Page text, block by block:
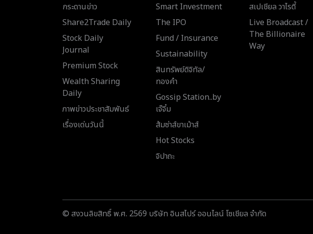
กระดานข่าว
Share2Trade Daily
Stock Daily
Journal
Premium Stock
Wealth Sharing
Daily
ภาพข่าวประชาสัมพันธ์
เรื่องเด่นวันนี้
Smart Investment
The IPO
Fund / Insurance
Sustainability
สินทรัพย์ดิจิทัล/
ทองคำ
Gossip Station..by
เจ๊จิ๋ม
ส้มซ่าส์ขาเม้าส์
Hot Stocks
จิปาถะ
สเปเชียล วาไรตี้
Live Broadcast /
The Billionaire
Way
© สงวนลิขสิทธิ์ พ.ศ. 2569 บริษัท อินสไปร์ ออนไลน์ โซเชียล จำกัด